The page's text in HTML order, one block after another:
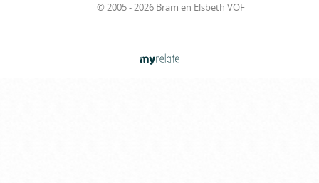
© 2005 - 2026 Bram en Elsbeth VOF